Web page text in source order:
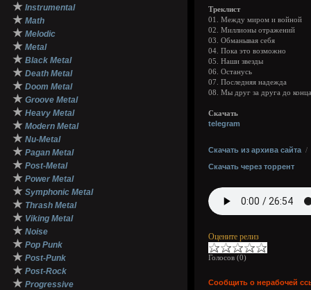
★ Instrumental
★ Math
★ Melodic
★ Metal
★ Black Metal
★ Death Metal
★ Doom Metal
★ Groove Metal
★ Heavy Metal
★ Modern Metal
★ Nu-Metal
★ Pagan Metal
★ Post-Metal
★ Power Metal
★ Symphonic Metal
★ Thrash Metal
★ Viking Metal
★ Noise
★ Pop Punk
★ Post-Punk
★ Post-Rock
★ Progressive
Треклист
01. Между миром и войной
02. Миллионы отражений
03. Обманывая себя
04. Пока это возможно
05. Наши звезды
06. Останусь
07. Последняя надежда
08. Мы друг за друга до конца
Скачать
telegram
Скачать из архива сайта /
Скачать через торрент
Оцените релиз
Голосов (0)
Сообщить о нерабочей